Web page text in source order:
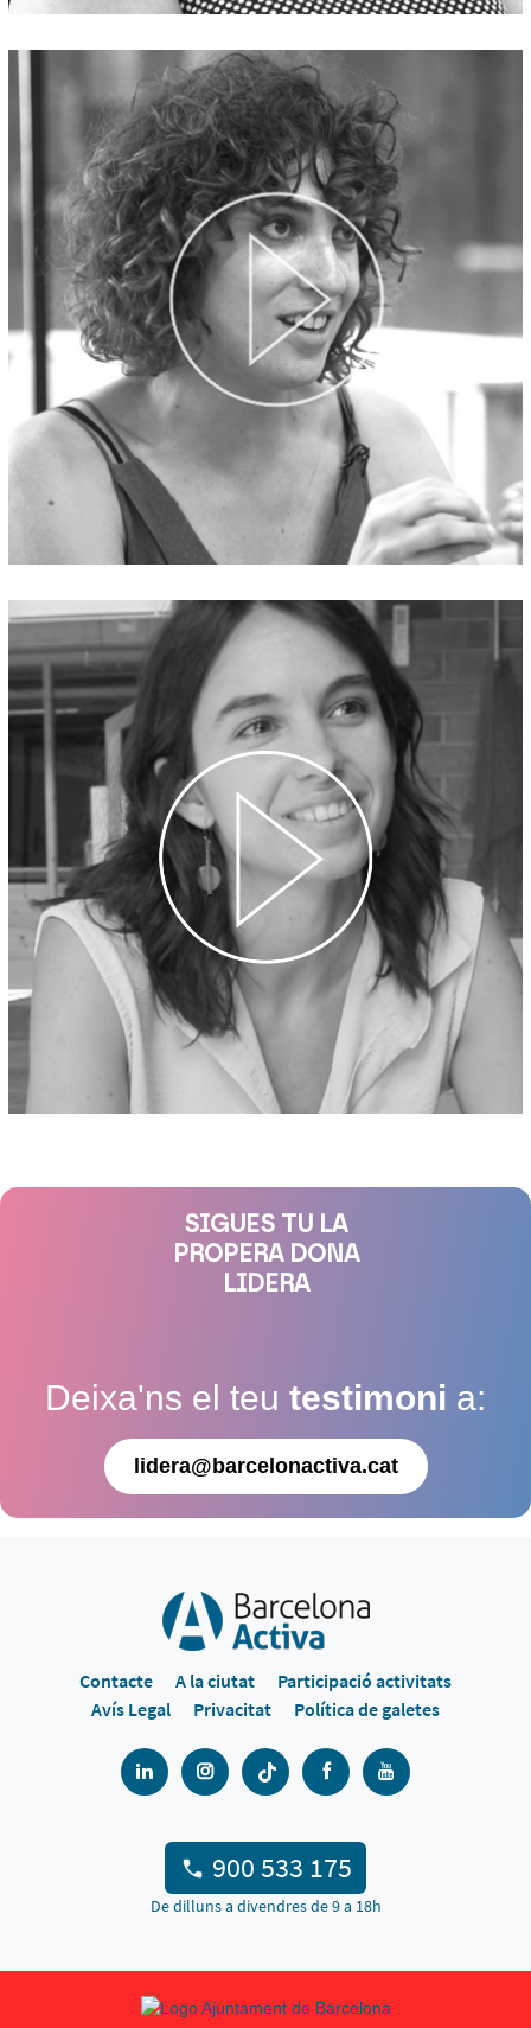
SIGUES TU LA
PROPERA DONA
LIDERA
Deixa'ns el teu testimoni a:
lidera@barcelonactiva.cat
Contacte A la ciutat
Participació activitats
Avís Legal
Privacitat Política de galetes
900 533 175
De dilluns a divendres de 9 a 18h